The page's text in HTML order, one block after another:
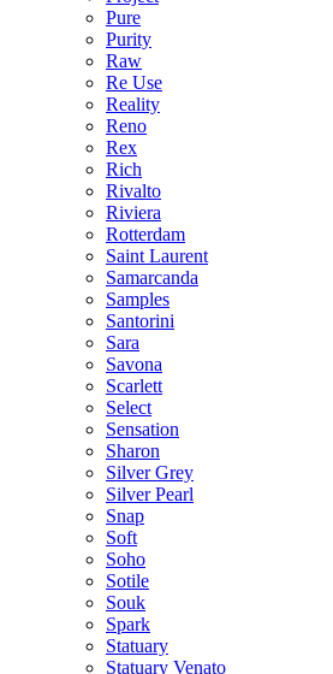
Pure
Purity
Raw
Re Use
Reality
Reno
Rex
Rich
Rivalto
Riviera
Rotterdam
Saint Laurent
Samarcanda
Samples
Santorini
Sara
Savona
Scarlett
Select
Sensation
Sharon
Silver Grey
Silver Pearl
Snap
Soft
Soho
Sotile
Souk
Spark
Statuary
Statuary Venato